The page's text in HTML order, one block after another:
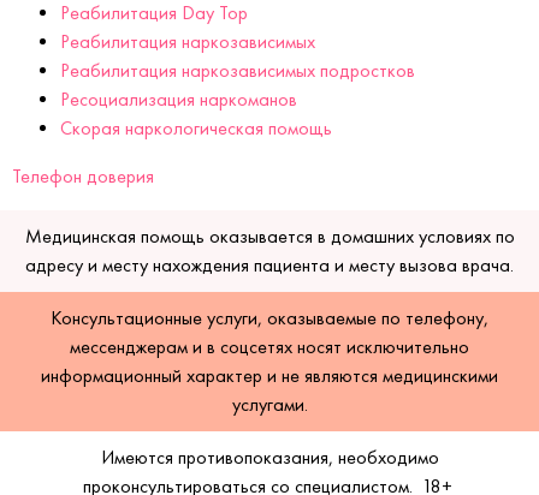
Реабилитация Day Top
Реабилитация наркозависимых
Реабилитация наркозависимых подростков
Ресоциализация наркоманов
Скорая наркологическая помощь
Телефон доверия
Медицинская помощь оказывается в домашних условиях по
адресу и месту нахождения пациента и месту вызова врача.
Консультационные услуги, оказываемые по телефону,
мессенджерам и в соцсетях носят исключительно
информационный характер и не являются медицинскими
услугами.
Имеются противопоказания, необходимо
проконсультироваться со специалистом. 18+